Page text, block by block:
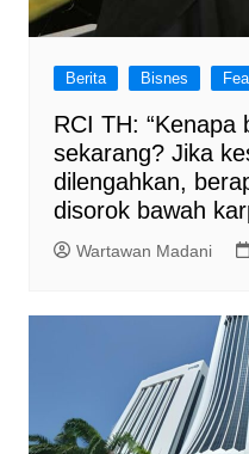
Berita Bisnes
RCI TH: “Kenapa
sekarang? Jika
dilengahkan,
disorok bawah
Wartawan Madani